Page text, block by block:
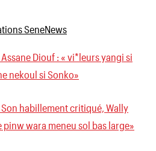
Diouf : « vi*leurs yangi si
nekoul si Sonko»
habillement critiqué, Wally
pinw wara meneu sol bas large»